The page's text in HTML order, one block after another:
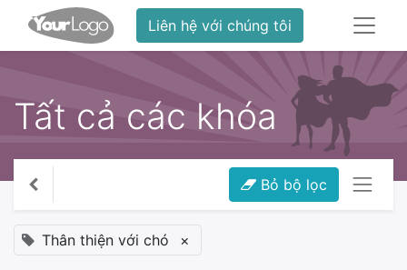
Liên hệ với chúng tôi
Tất cả các khóa
Bỏ bộ lọc
Thân thiện với chó ×